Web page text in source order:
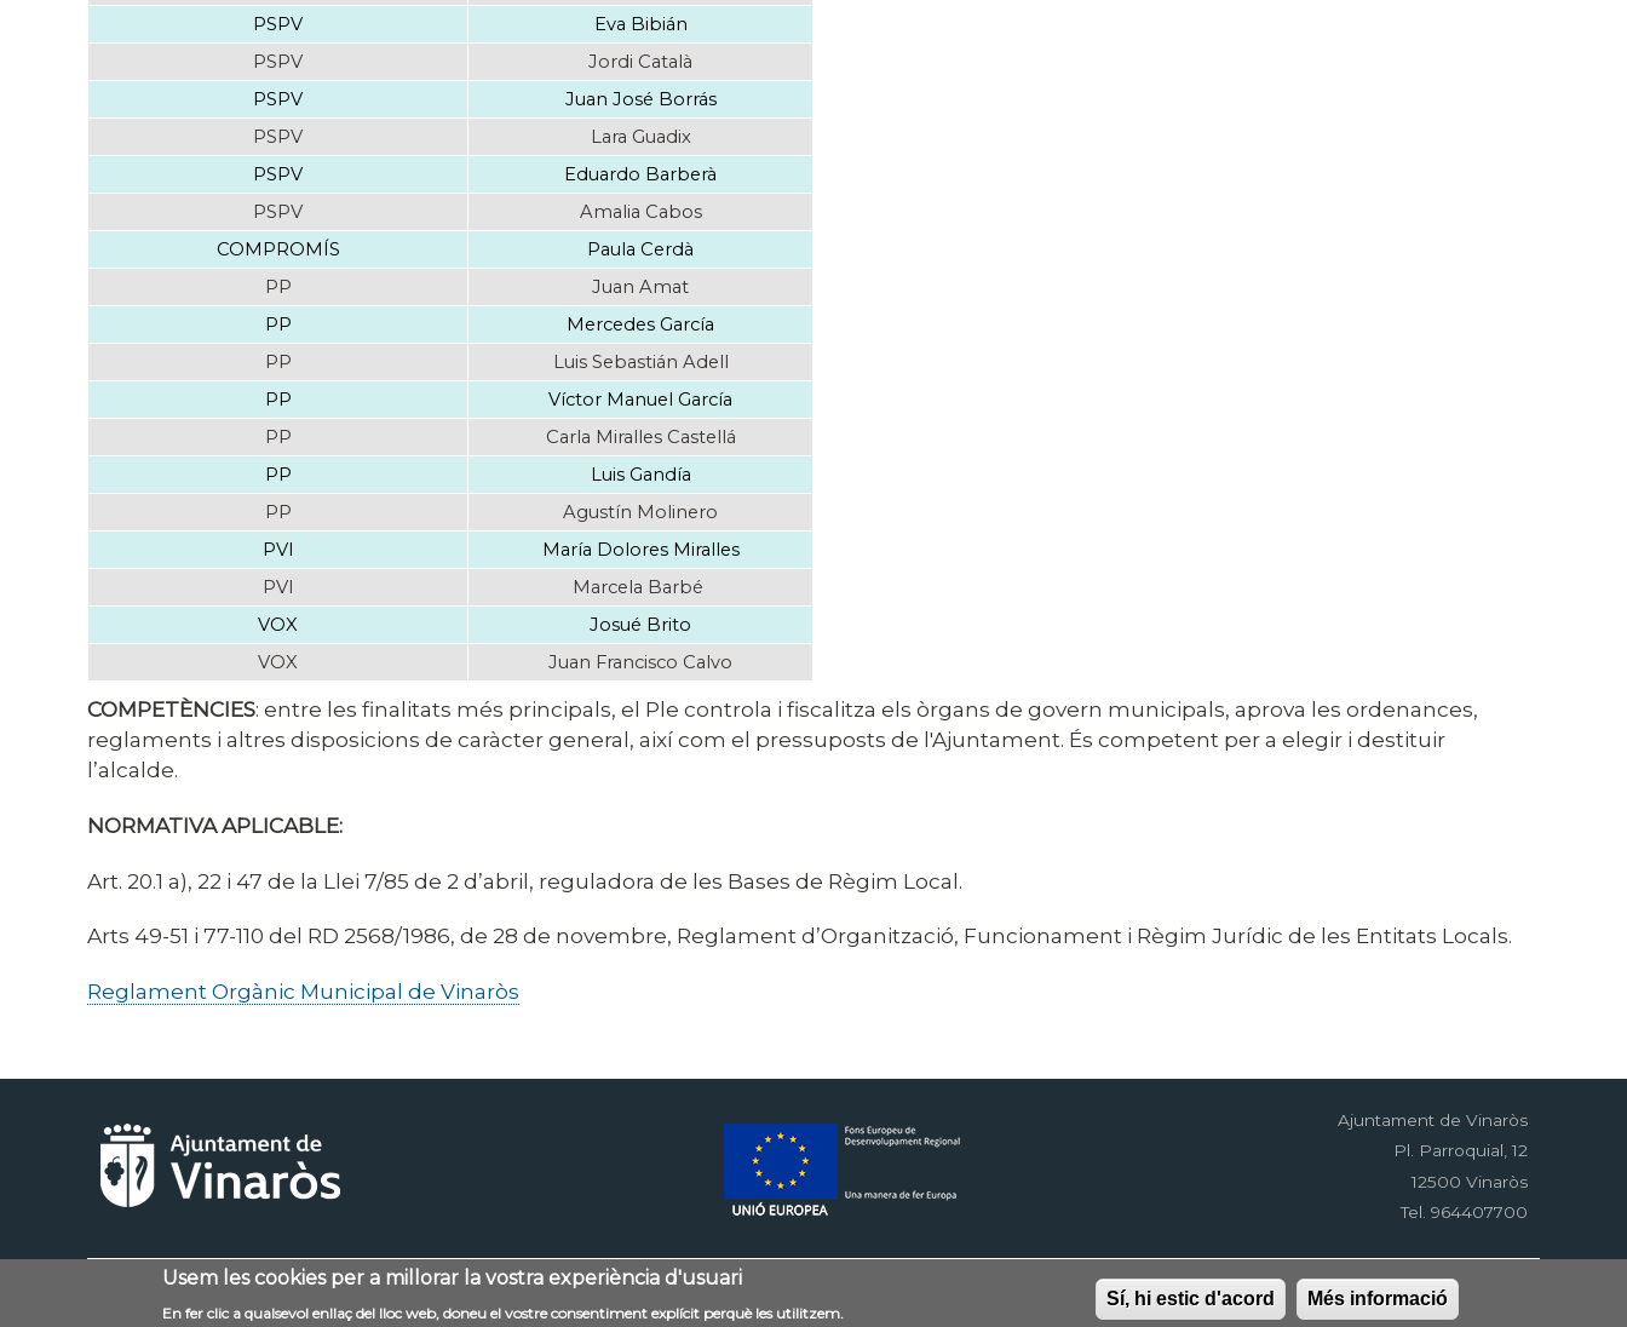
PSPV
Eva Bibián
PSPV
Jordi Català
PSPV
Juan José Borrás
PSPV
Lara Guadix
PSPV
Eduardo Barberà
PSPV
Amalia Cabos
COMPROMÍS
Paula Cerdà
PP
Juan Amat
PP
Mercedes García
PP
Luis Sebastián Adell
PP
Víctor Manuel García
PP
Carla Miralles Castellá
PP
Luis Gandía
PP
Agustín Molinero
PVI
María Dolores Miralles
PVI
Marcela Barbé
VOX
Josué Brito
VOX
Juan Francisco Calvo
COMPETÈNCIES: entre les finalitats més principals, el Ple controla i fiscalitza els òrgans de govern municipals, aprova les ordenances,
reglaments i altres disposicions de caràcter general, així com el pressuposts de l'Ajuntament. És competent per a elegir i destituir
l’alcalde.
NORMATIVA APLICABLE:
Art. 20.1 a), 22 i 47 de la Llei 7/85 de 2 d’abril, reguladora de les Bases de Règim Local.
Arts 49-51 i 77-110 del RD 2568/1986, de 28 de novembre, Reglament d’Organització, Funcionament i Règim Jurídic de les Entitats Locals.
Reglament Orgànic Municipal de Vinaròs
Ajuntament de Vinaròs
Pl. Parroquial, 12
12500 Vinaròs
Tel. 964407700
Contacte RSS EDUSI
Usem les cookies per a millorar la vostra experiència d'usuari
En fer clic a qualsevol enllaç del lloc web, doneu el vostre consentiment explícit perquè les utilitzem.
Sí, hi estic d'acord Més informació